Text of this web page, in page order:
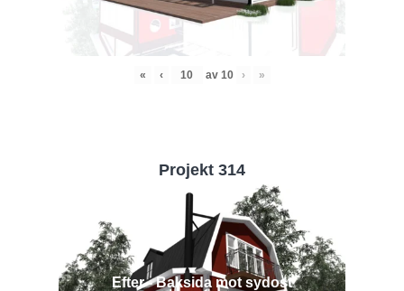
« ‹ av 10 › »
Projekt 314
Efter - Baksida mot sydost